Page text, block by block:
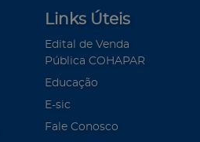
Links Úteis
Edital de Venda
Pública COHAPAR
Educação
E-sic
Fale Conosco